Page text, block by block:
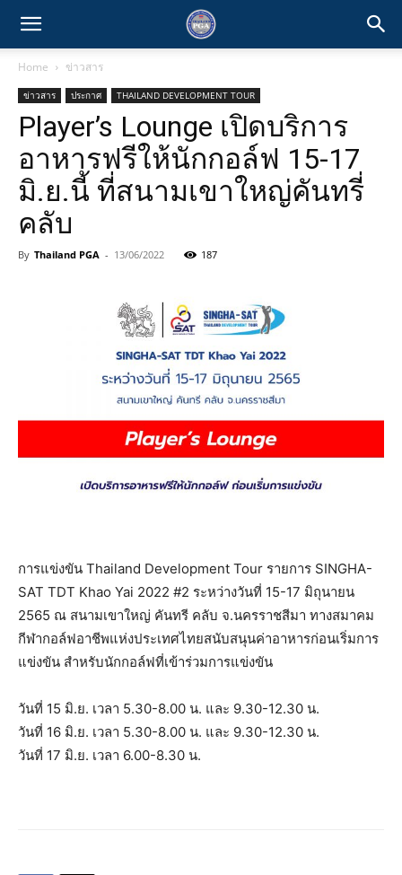
Home ข่าวสาร
ข่าวสาร ประกาศ THAILAND DEVELOPMENT TOUR
Player’s Lounge เปิดบริการ
อาหารฟรีให้นักกอล์ฟ 15-17
มิ.ย.นี้ ที่สนามเขาใหญ่คันทรี่
คลับ
By Thailand PGA - 13/06/2022 187
การแข่งขัน Thailand Development Tour รายการ SINGHA-
SAT TDT Khao Yai 2022 #2 ระหว่างวันที่ 15-17 มิถุนายน
2565 ณ สนามเขาใหญ่ คันทรี คลับ จ.นครราชสีมา ทางสมาคม
กีฬากอล์ฟอาชีพแห่งประเทศไทยสนับสนุนค่าอาหารก่อนเริ่มการ
แข่งขัน สำหรับนักกอล์ฟที่เข้าร่วมการแข่งขัน
วันที่ 15 มิ.ย. เวลา 5.30-8.00 น. และ 9.30-12.30 น.
วันที่ 16 มิ.ย. เวลา 5.30-8.00 น. และ 9.30-12.30 น.
วันที่ 17 มิ.ย. เวลา 6.00-8.30 น.